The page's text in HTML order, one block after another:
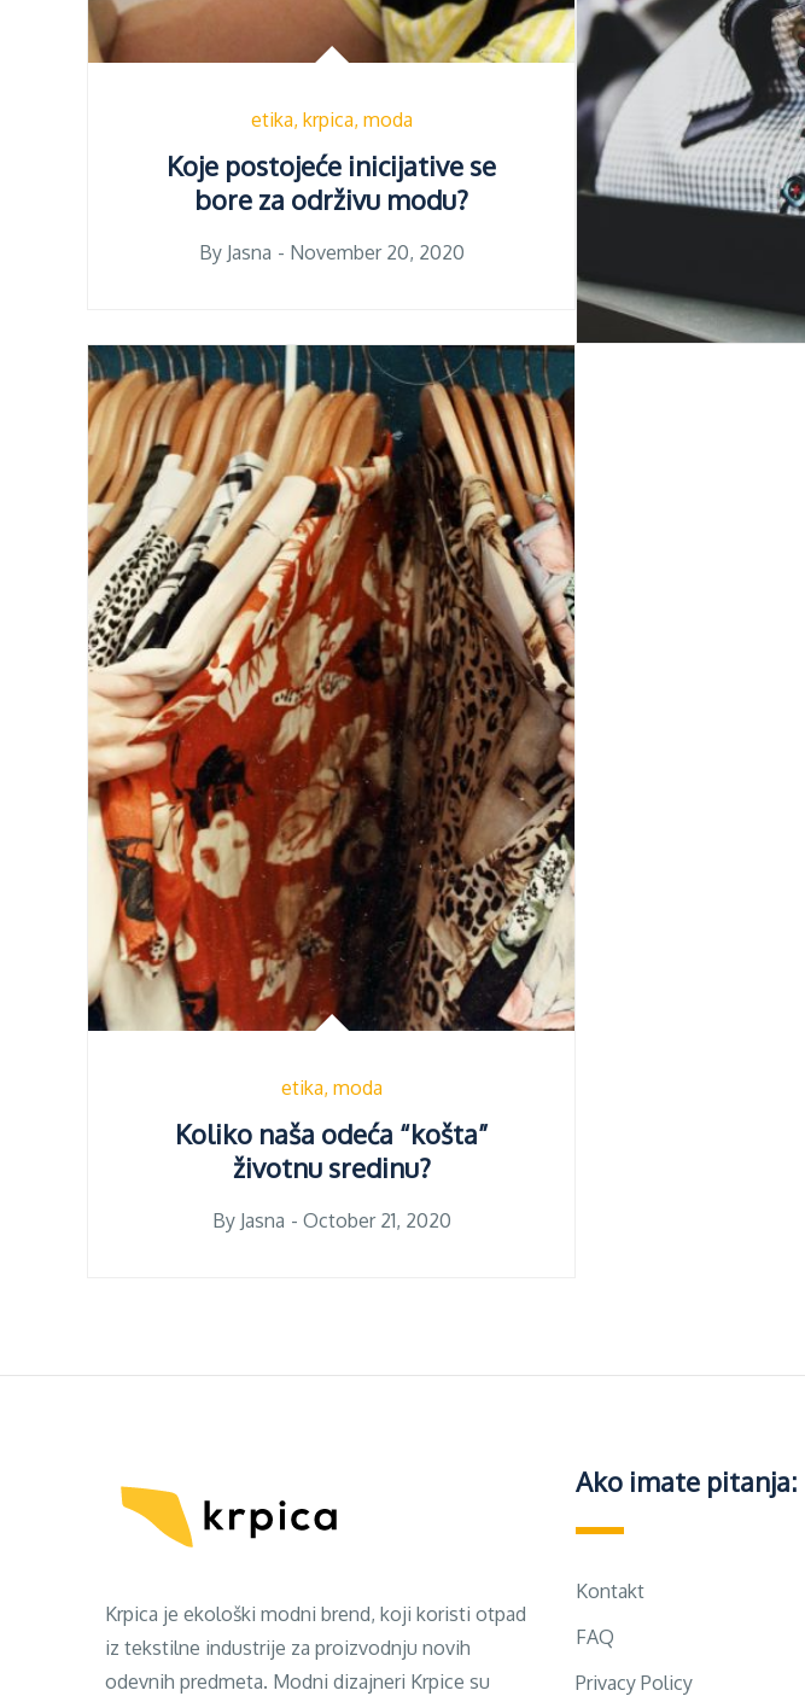
etika krpica moda
Koje postojeće inicijative se
bore za održivu modu?
By Jasna Posted
November 20, 2020
etika moda
Koliko naša odeća “košta”
životnu sredinu?
By Jasna Posted
October 21, 2020
Krpica je ekološki modni brend, koji koristi otpad
iz tekstilne industrije za proizvodnju novih
odevnih predmeta. Modni dizajneri Krpice su
Ako imate pitanja:
Kontakt
FAQ
Privacy Policy